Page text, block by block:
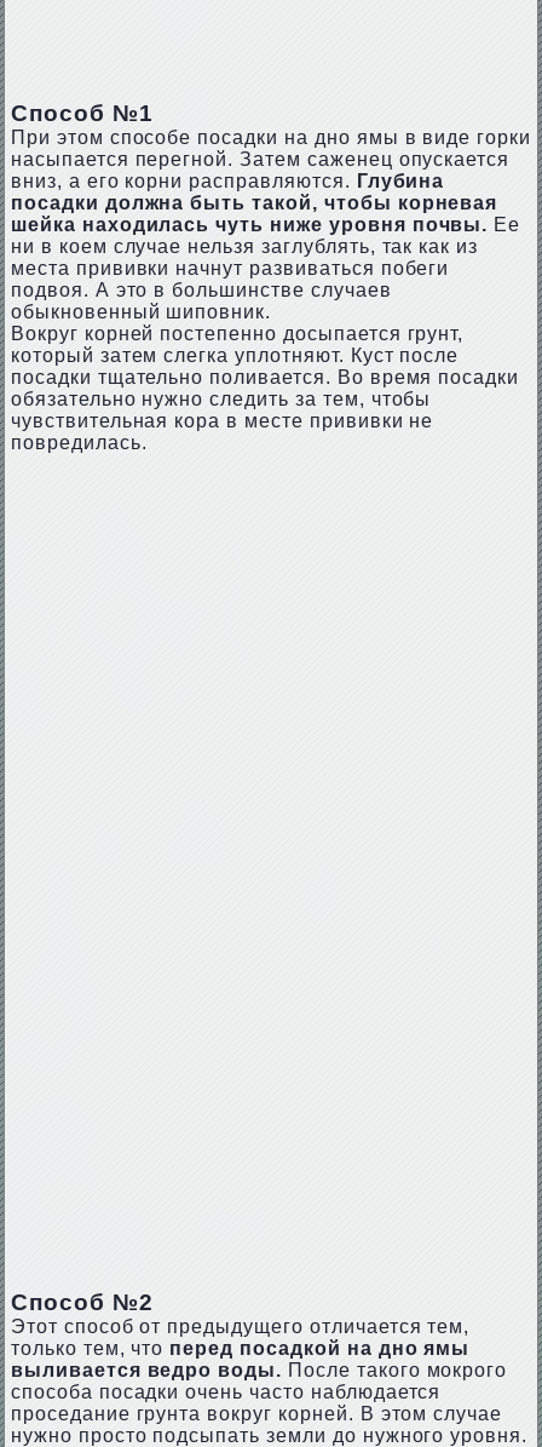
Способ №1
При этом способе посадки на дно ямы в виде горки
насыпается перегной. Затем саженец опускается
вниз, а его корни расправляются. Глубина
посадки должна быть такой, чтобы корневая
шейка находилась чуть ниже уровня почвы. Ее
ни в коем случае нельзя заглублять, так как из
места прививки начнут развиваться побеги
подвоя. А это в большинстве случаев
обыкновенный шиповник.
Вокруг корней постепенно досыпается грунт,
который затем слегка уплотняют. Куст после
посадки тщательно поливается. Во время посадки
обязательно нужно следить за тем, чтобы
чувствительная кора в месте прививки не
повредилась.
Способ №2
Этот способ от предыдущего отличается тем,
только тем, что перед посадкой на дно ямы
выливается ведро воды. После такого мокрого
способа посадки очень часто наблюдается
проседание грунта вокруг корней. В этом случае
нужно просто подсыпать земли до нужного уровня.